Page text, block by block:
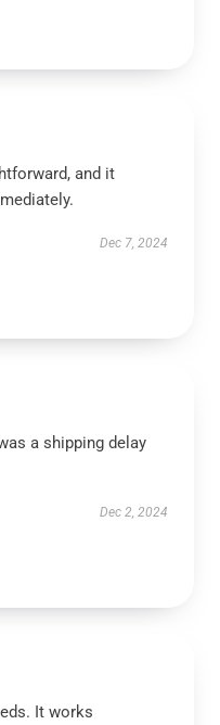
and it
Dec 7, 2024
a shipping delay
Dec 2, 2024
It works